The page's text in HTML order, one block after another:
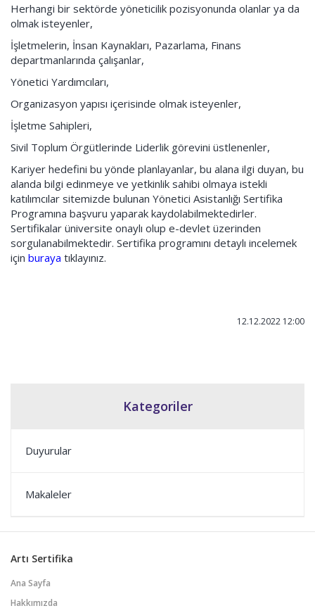
Kategoriler
Duyurular
Makaleler
Herhangi bir sektörde yöneticilik pozisyonunda olanlar ya da
olmak isteyenler,
İşletmelerin, İnsan Kaynakları, Pazarlama, Finans
departmanlarında çalışanlar,
Yönetici Yardımcıları,
Organizasyon yapısı içerisinde olmak isteyenler,
İşletme Sahipleri,
Sivil Toplum Örgütlerinde Liderlik görevini üstlenenler,
Kariyer hedefini bu yönde planlayanlar, bu alana ilgi duyan, bu
alanda bilgi edinmeye ve yetkinlik sahibi olmaya istekli
katılımcılar sitemizde bulunan Yönetici Asistanlığı Sertifika
Programına başvuru yaparak kaydolabilmektedirler.
Sertifikalar üniversite onaylı olup e-devlet üzerinden
sorgulanabilmektedir. Sertifika programını detaylı incelemek
için buraya tıklayınız.
12.12.2022 12:00
Artı Sertifika
Ana Sayfa
Hakkımızda